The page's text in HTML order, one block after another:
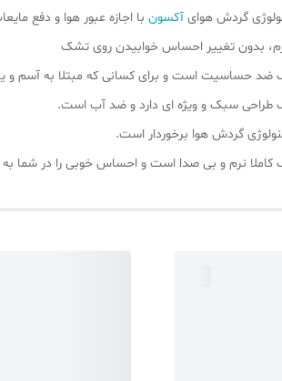
گردش هوای آکسون با اجازه عبور هوا و دفع
بدون تغییر احساس خوابیدن روی تشک
حساسیت است و برای کسانی که مبتلا به آسم و
طراحی سبک و ویژه ای دارد و ضد آب است.
گردش هوا برخوردار است.
نرم و بی صدا است و احساس خوبی را در شما به